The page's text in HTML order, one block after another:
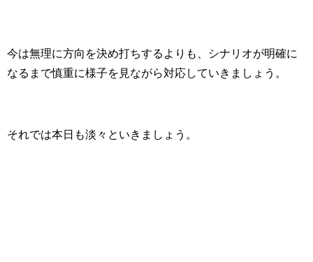
今は無理に方向を決め打ちするよりも、シナリオが明確に
なるまで慎重に様子を見ながら対応していきましょう。
それでは本日も淡々といきましょう。